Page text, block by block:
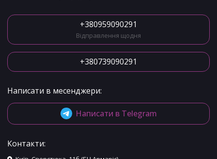
+380959090291
Відправлення щодня
+380739090291
Написати в месенджери:
Написати в Telegram
Контакти: